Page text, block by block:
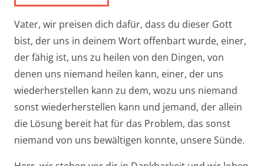
Vater, wir preisen dich dafür, dass du dieser Gott
bist, der uns in deinem Wort offenbart wurde, einer,
der fähig ist, uns zu heilen von den Dingen, von
denen uns niemand heilen kann, einer, der uns
wiederherstellen kann zu dem, wozu uns niemand
sonst wiederherstellen kann und jemand, der allein
die Lösung bereit hat für das Problem, das sonst
niemand von uns bewältigen konnte, unsere Sünde.